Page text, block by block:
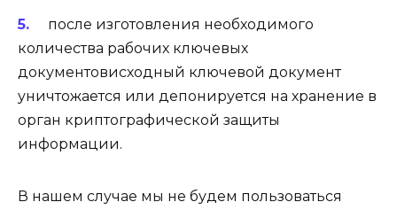
после изготовления необходимого
количества рабочих ключевых
документовисходный ключевой документ
уничтожается или депонируется на хранение в
орган криптографической защиты
информации.
В нашем случае мы не будем пользоваться